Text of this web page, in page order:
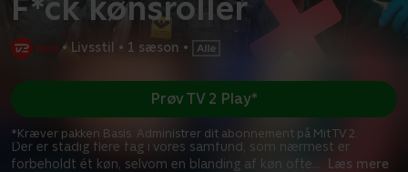
F*ck kønsroller
• Livsstil • 1 sæson •
Der er stadig flere fag i vores samfund, som nærmest er
forbeholdt ét køn, selvom en blanding af køn ofte
Læs mere
Prøv TV 2 Play*
*Kræver pakken Basis. Administrer dit abonnement på Mit TV 2.